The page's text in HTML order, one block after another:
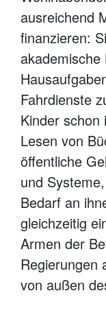
ausreichend
finanzieren:
Fahrdienste
Kinder schon
Lesen von
öffentliche
und
Bedarf an
gleichzeitig
Armen der
Regierungen
von außen